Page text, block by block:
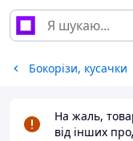
Бокорізи, кусачки
На жаль,
від інших